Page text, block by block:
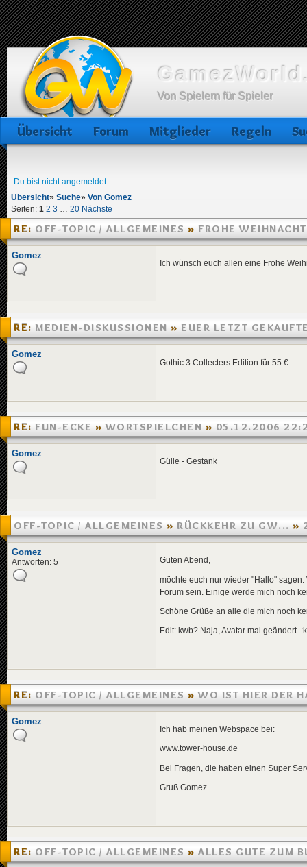
Von Spielern für Spieler
Übersicht Forum Mitglieder Regeln
Du bist nicht angemeldet.
Übersicht» Suche» Von Gomez
Seiten: 1 2 3 … 20 Nächste
RE: OFF-TOPIC / ALLGEMEINES » FROHE
»25.12.2006 02:53
Gomez
Ich wünsch euch allen eine Frohe
RE: MEDIEN-DISKUSSIONEN » EUER LETZT
»07.12.2006 16:50
Gomez
Gothic 3 Collecters Edition für 55 €
RE: FUN-ECKE » WORTSPIELCHEN » 05.12.2006
Gomez
Gülle - Gestank
OFF-TOPIC / ALLGEMEINES » RÜCKKEHR ZU GW... »
22:38
Gomez
Antworten: 5 Guten Abend,
möchte euch nur wieder "Hallo"
Forum sein. Einige werde mich noch
Schöne Grüße an alle die mich noch
Edit: kwb? Naja, Avatar mal geändert
RE: OFF-TOPIC / ALLGEMEINES » WO IST HIER DER
»29.12.2005 13:01
Gomez
Ich hab meinen Webspace bei:
www.tower-house.de
Bei Fragen, die haben einen Super
Gruß Gomez
RE: OFF-TOPIC / ALLGEMEINES » ALLES GUTE ZUM